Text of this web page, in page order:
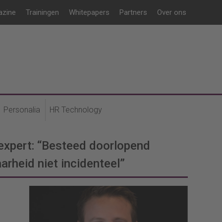
Trainingen Whitepapers Partners Over ons
Personalia HR Technology
“Besteed doorlopend
niet incidenteel”